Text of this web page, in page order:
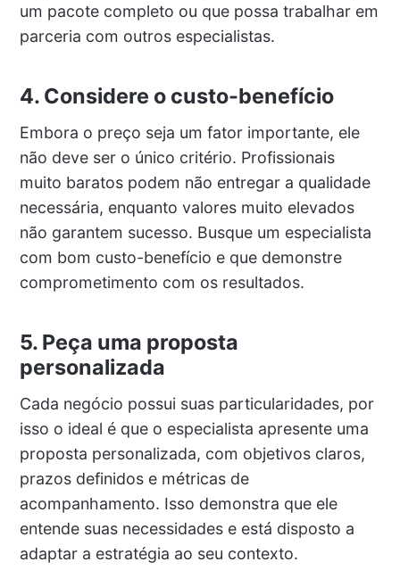
um pacote completo ou que possa trabalhar em
parceria com outros especialistas.
4. Considere o custo-benefício
Embora o preço seja um fator importante, ele
não deve ser o único critério. Profissionais
muito baratos podem não entregar a qualidade
necessária, enquanto valores muito elevados
não garantem sucesso. Busque um especialista
com bom custo-benefício e que demonstre
comprometimento com os resultados.
5. Peça uma proposta
personalizada
Cada negócio possui suas particularidades, por
isso o ideal é que o especialista apresente uma
proposta personalizada, com objetivos claros,
prazos definidos e métricas de
acompanhamento. Isso demonstra que ele
entende suas necessidades e está disposto a
adaptar a estratégia ao seu contexto.